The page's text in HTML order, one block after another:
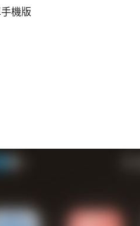
機版